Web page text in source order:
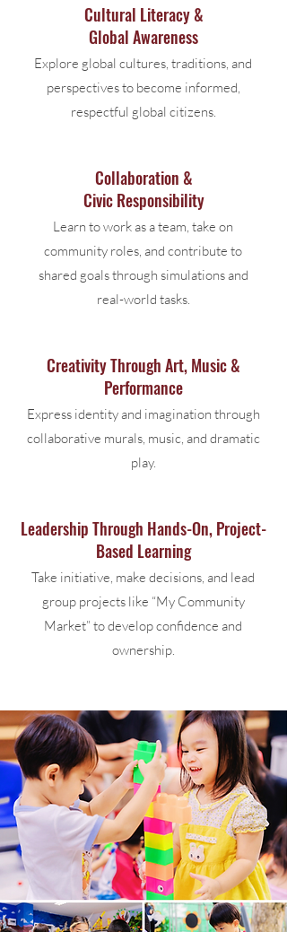
Cultural Literacy &
Global Awareness
Explore global cultures, traditions, and
perspectives to become informed,
respectful global citizens.
Collaboration &
Civic Responsibility
Learn to work as a team, take on
community roles, and contribute to
shared goals through simulations and
real-world tasks.
Creativity Through Art, Music &
Performance
Express identity and imagination through
collaborative murals, music, and dramatic
play.
Leadership Through Hands-On, Project-
Based Learning
Take initiative, make decisions, and lead
group projects like “My Community
Market” to develop confidence and
ownership.